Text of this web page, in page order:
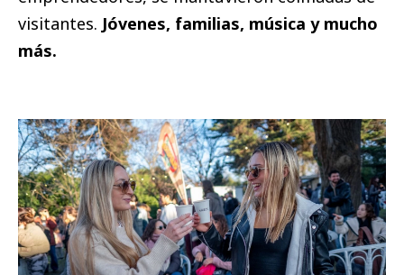
visitantes. Jóvenes, familias, música y mucho
más.